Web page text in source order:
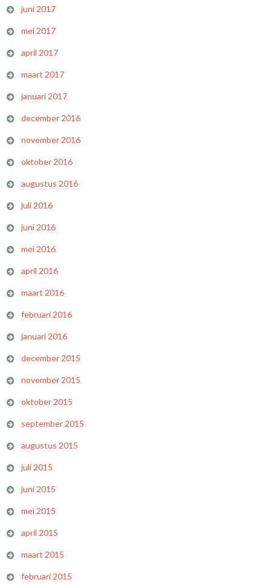
juni 2017
mei 2017
april 2017
maart 2017
januari 2017
december 2016
november 2016
oktober 2016
augustus 2016
juli 2016
juni 2016
mei 2016
april 2016
maart 2016
februari 2016
januari 2016
december 2015
november 2015
oktober 2015
september 2015
augustus 2015
juli 2015
juni 2015
mei 2015
april 2015
maart 2015
februari 2015